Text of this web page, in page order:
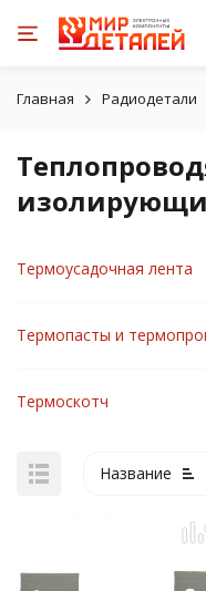
Главная Радиодетали
Термоусадочная лента
Термопасты и
Термоскотч
Название